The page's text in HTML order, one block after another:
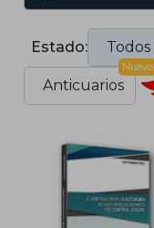
Estado: Todos
Anticuarios
Nuevo